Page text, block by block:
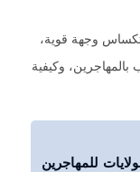
وجهة قوية،
وكيفية
للمهاجرين